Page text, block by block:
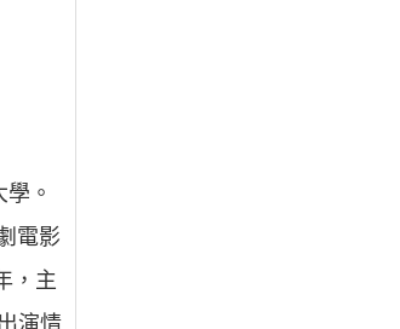
。
電影
，主
演情